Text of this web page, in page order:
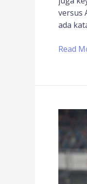
versus
ada
Read
10
Poin
Kontrak
Politik